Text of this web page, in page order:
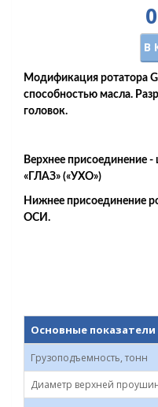
В
Модификация ротатора
способностью масла.
головок.​
Верхнее присоединение
«ГЛАЗ» («УХО»)
Нижнее присоединение
ОСИ.
Основные показатели
Грузоподъемность, тонн
Диаметр верхней